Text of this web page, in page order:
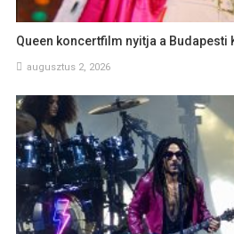
Queen koncertfilm nyitja a
augusztus 2, 2026